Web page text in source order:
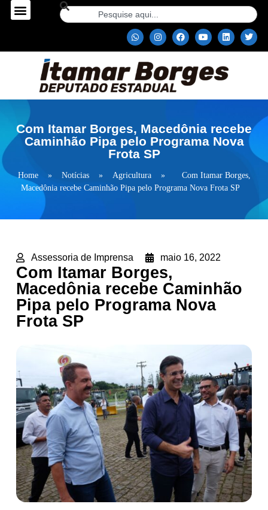
Com Itamar Borges, Macedônia recebe
Caminhão Pipa pelo Programa Nova
Frota SP
Home » Notícias » Agricultura »
Com Itamar Borges,
Macedônia recebe Caminhão Pipa pelo Programa Nova Frota SP
Assessoria de Imprensa maio 16, 2022
Com Itamar Borges,
Macedônia recebe Caminhão
Pipa pelo Programa Nova
Frota SP